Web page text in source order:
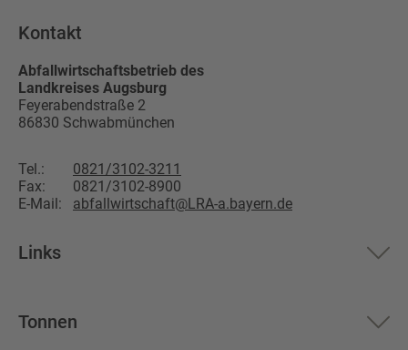
Kontakt
Abfallwirtschaftsbetrieb des
Landkreises Augsburg
Feyerabendstraße 2
86830 Schwabmünchen
Tel.:
0821/3102-3211
Fax:
0821/3102-8900
E-Mail:
abfallwirtschaft@LRA-a.bayern.de
Links
Über uns
Tonnen